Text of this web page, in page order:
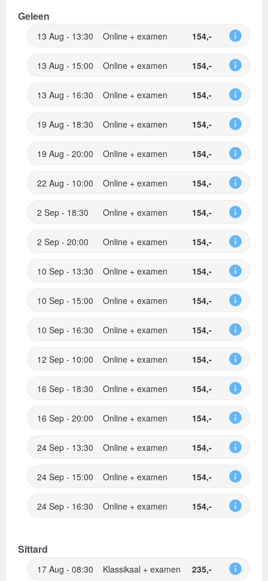
Geleen
13 Aug - 13:30 Online + examen 154,-
13 Aug - 15:00 Online + examen 154,-
13 Aug - 16:30 Online + examen 154,-
19 Aug - 18:30 Online + examen 154,-
19 Aug - 20:00 Online + examen 154,-
22 Aug - 10:00 Online + examen 154,-
2 Sep - 18:30 Online + examen 154,-
2 Sep - 20:00 Online + examen 154,-
10 Sep - 13:30 Online + examen 154,-
10 Sep - 15:00 Online + examen 154,-
10 Sep - 16:30 Online + examen 154,-
12 Sep - 10:00 Online + examen 154,-
16 Sep - 18:30 Online + examen 154,-
16 Sep - 20:00 Online + examen 154,-
24 Sep - 13:30 Online + examen 154,-
24 Sep - 15:00 Online + examen 154,-
24 Sep - 16:30 Online + examen 154,-
Sittard
17 Aug - 08:30 Klassikaal + examen 235,-